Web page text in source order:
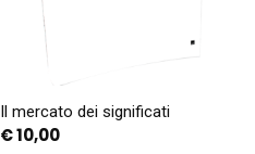
Il mercato dei significati
€10,00